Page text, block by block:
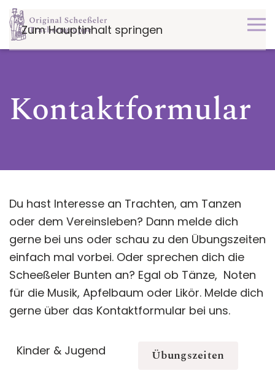
Zum Hauptinhalt springen
Kontaktformular
Du hast Interesse an Trachten, am Tanzen
oder dem Vereinsleben? Dann melde dich
gerne bei uns oder schau zu den Übungszeiten
einfach mal vorbei. Oder sprechen dich die
Scheeßeler Bunten an? Egal ob Tänze, Noten
für die Musik, Apfelbaum oder Likör. Melde dich
gerne über das Kontaktformular bei uns.
Kinder & Jugend Übungszeiten